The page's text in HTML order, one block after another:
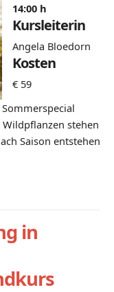
14:00 h
Kursleiterin
Angela Bloedorn
Kosten
€ 59
stehen
Saison entstehen
in